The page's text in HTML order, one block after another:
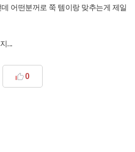
어떤분꺼로 쭉 템이랑 맞추는게 제일
...
0